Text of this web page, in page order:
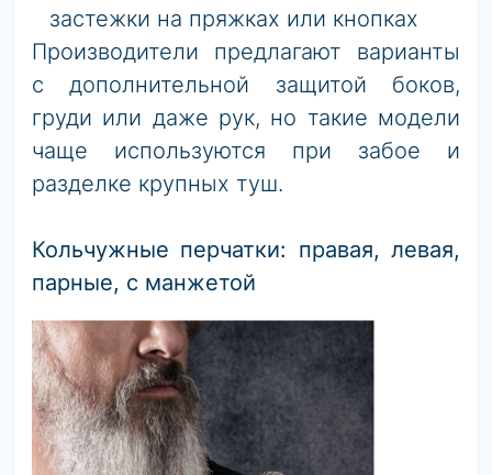
застежки на пряжках или кнопках
Производители предлагают варианты
с дополнительной защитой боков,
груди или даже рук, но такие модели
чаще используются при забое и
разделке крупных туш.
Кольчужные перчатки: правая, левая,
парные, с манжетой